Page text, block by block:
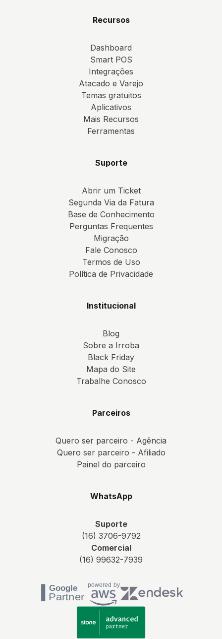
Recursos
Dashboard
Smart POS
Integrações
Atacado e Varejo
Temas gratuitos
Aplicativos
Mais Recursos
Ferramentas
Suporte
Abrir um Ticket
Segunda Via da Fatura
Base de Conhecimento
Perguntas Frequentes
Migração
Fale Conosco
Termos de Uso
Política de Privacidade
Institucional
Blog
Sobre a Irroba
Black Friday
Mapa do Site
Trabalhe Conosco
Parceiros
Quero ser parceiro - Agência
Quero ser parceiro - Afiliado
Painel do parceiro
WhatsApp
Suporte
(16) 3706-9792
Comercial
(16) 99632-7939